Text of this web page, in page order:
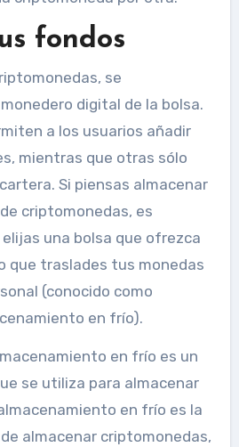
fondos
se
digital de la bolsa.
a los usuarios añadir
mientras que otras sólo
Si piensas almacenar
criptomonedas, es
una bolsa que ofrezca
que traslades tus monedas
(conocido como
en frío).
en frío es un
se utiliza para almacenar
en frío es la
almacenar criptomonedas,